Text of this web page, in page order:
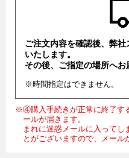
ご注文内容を確認後、弊
いたします。
その後、ご指定の場所へお
※時間指定はできません。
※④購入手続きが正常に終了す
ールが届きます。
まれに迷惑メールに入ってし
とがございますので、メール